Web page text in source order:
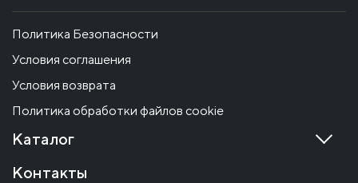
Политика Безопасности
Условия соглашения
Условия возврата
Политика обработки файлов cookie
Каталог
Контакты